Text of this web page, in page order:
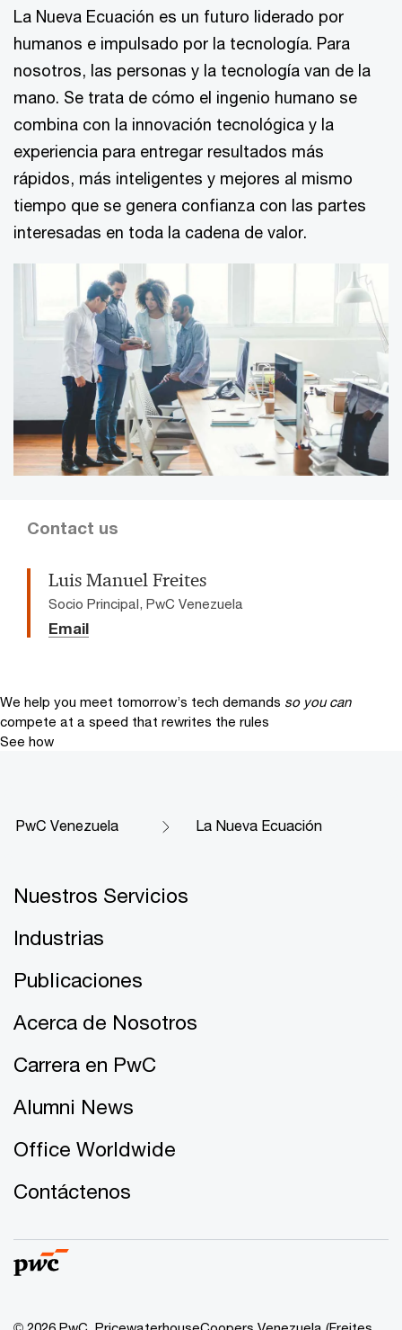
La Nueva Ecuación es un futuro liderado por
humanos e impulsado por la tecnología. Para
nosotros, las personas y la tecnología van de la
mano. Se trata de cómo el ingenio humano se
combina con la innovación tecnológica y la
experiencia para entregar resultados más
rápidos, más inteligentes y mejores al mismo
tiempo que se genera confianza con las partes
interesadas en toda la cadena de valor.
Contact us
Luis Manuel Freites
Socio Principal, PwC Venezuela
Email
We help you meet tomorrow’s tech demands so you can
compete at a speed that rewrites the rules
See how
PwC Venezuela La Nueva Ecuación
Nuestros Servicios
Industrias
Publicaciones
Acerca de Nosotros
Carrera en PwC
Alumni News
Office Worldwide
Contáctenos